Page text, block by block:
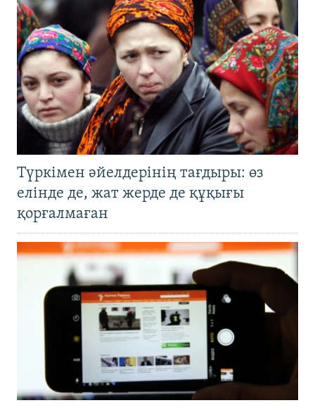
Түркімен әйелдерінің тағдыры: өз
елінде де, жат жерде де құқығы
қорғалмаған